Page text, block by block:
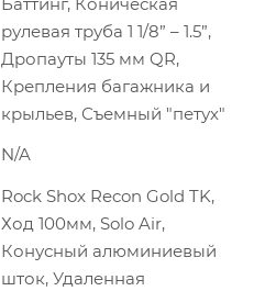
Баттинг, Коническая
рулевая труба 1 1/8” – 1.5”,
Дропауты 135 мм QR,
Крепления багажника и
крыльев, Съемный "петух"
N/A
Rock Shox Recon Gold TK,
Ход 100мм, Solo Air,
Конусный алюминиевый
шток, Удаленная